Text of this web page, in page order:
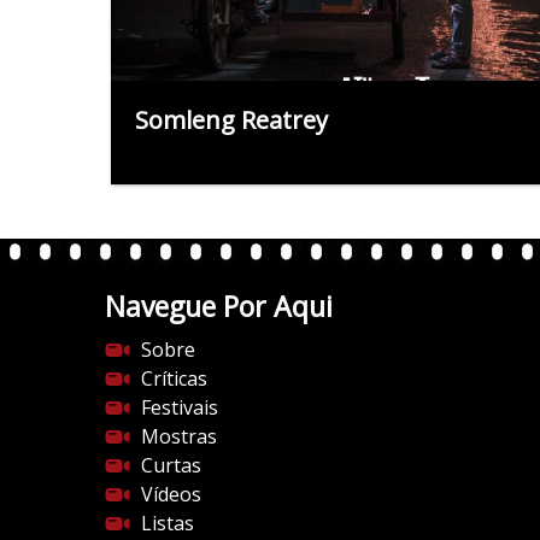
Somleng Reatrey
Navegue Por Aqui
Sobre
Críticas
Festivais
Mostras
Curtas
Vídeos
Listas